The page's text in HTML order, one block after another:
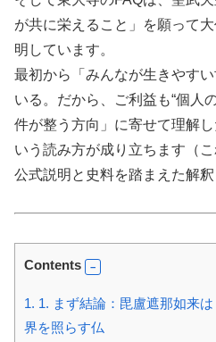
が共に栄えること」を願って
明しています。
最初から「みんなが生きやす
いる。だから、ご利益も“個人
件が整う方向」に寄せて理解
いう読み方が成り立ちます（
公式説明と史料を踏まえた解釈
Contents
1. 1. まず結論：毘盧遮那如来
界を照らす仏